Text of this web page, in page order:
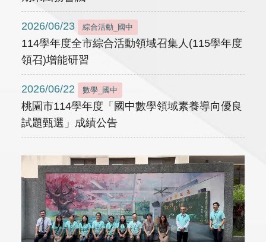
2026/06/23 綜合活動_國中
114學年度全市綜合活動領域召集人(115學年度
領召)增能研習
2026/06/22 數學_國中
桃園市114學年度「國中數學領域素養導向優良
試題甄選」成績公告